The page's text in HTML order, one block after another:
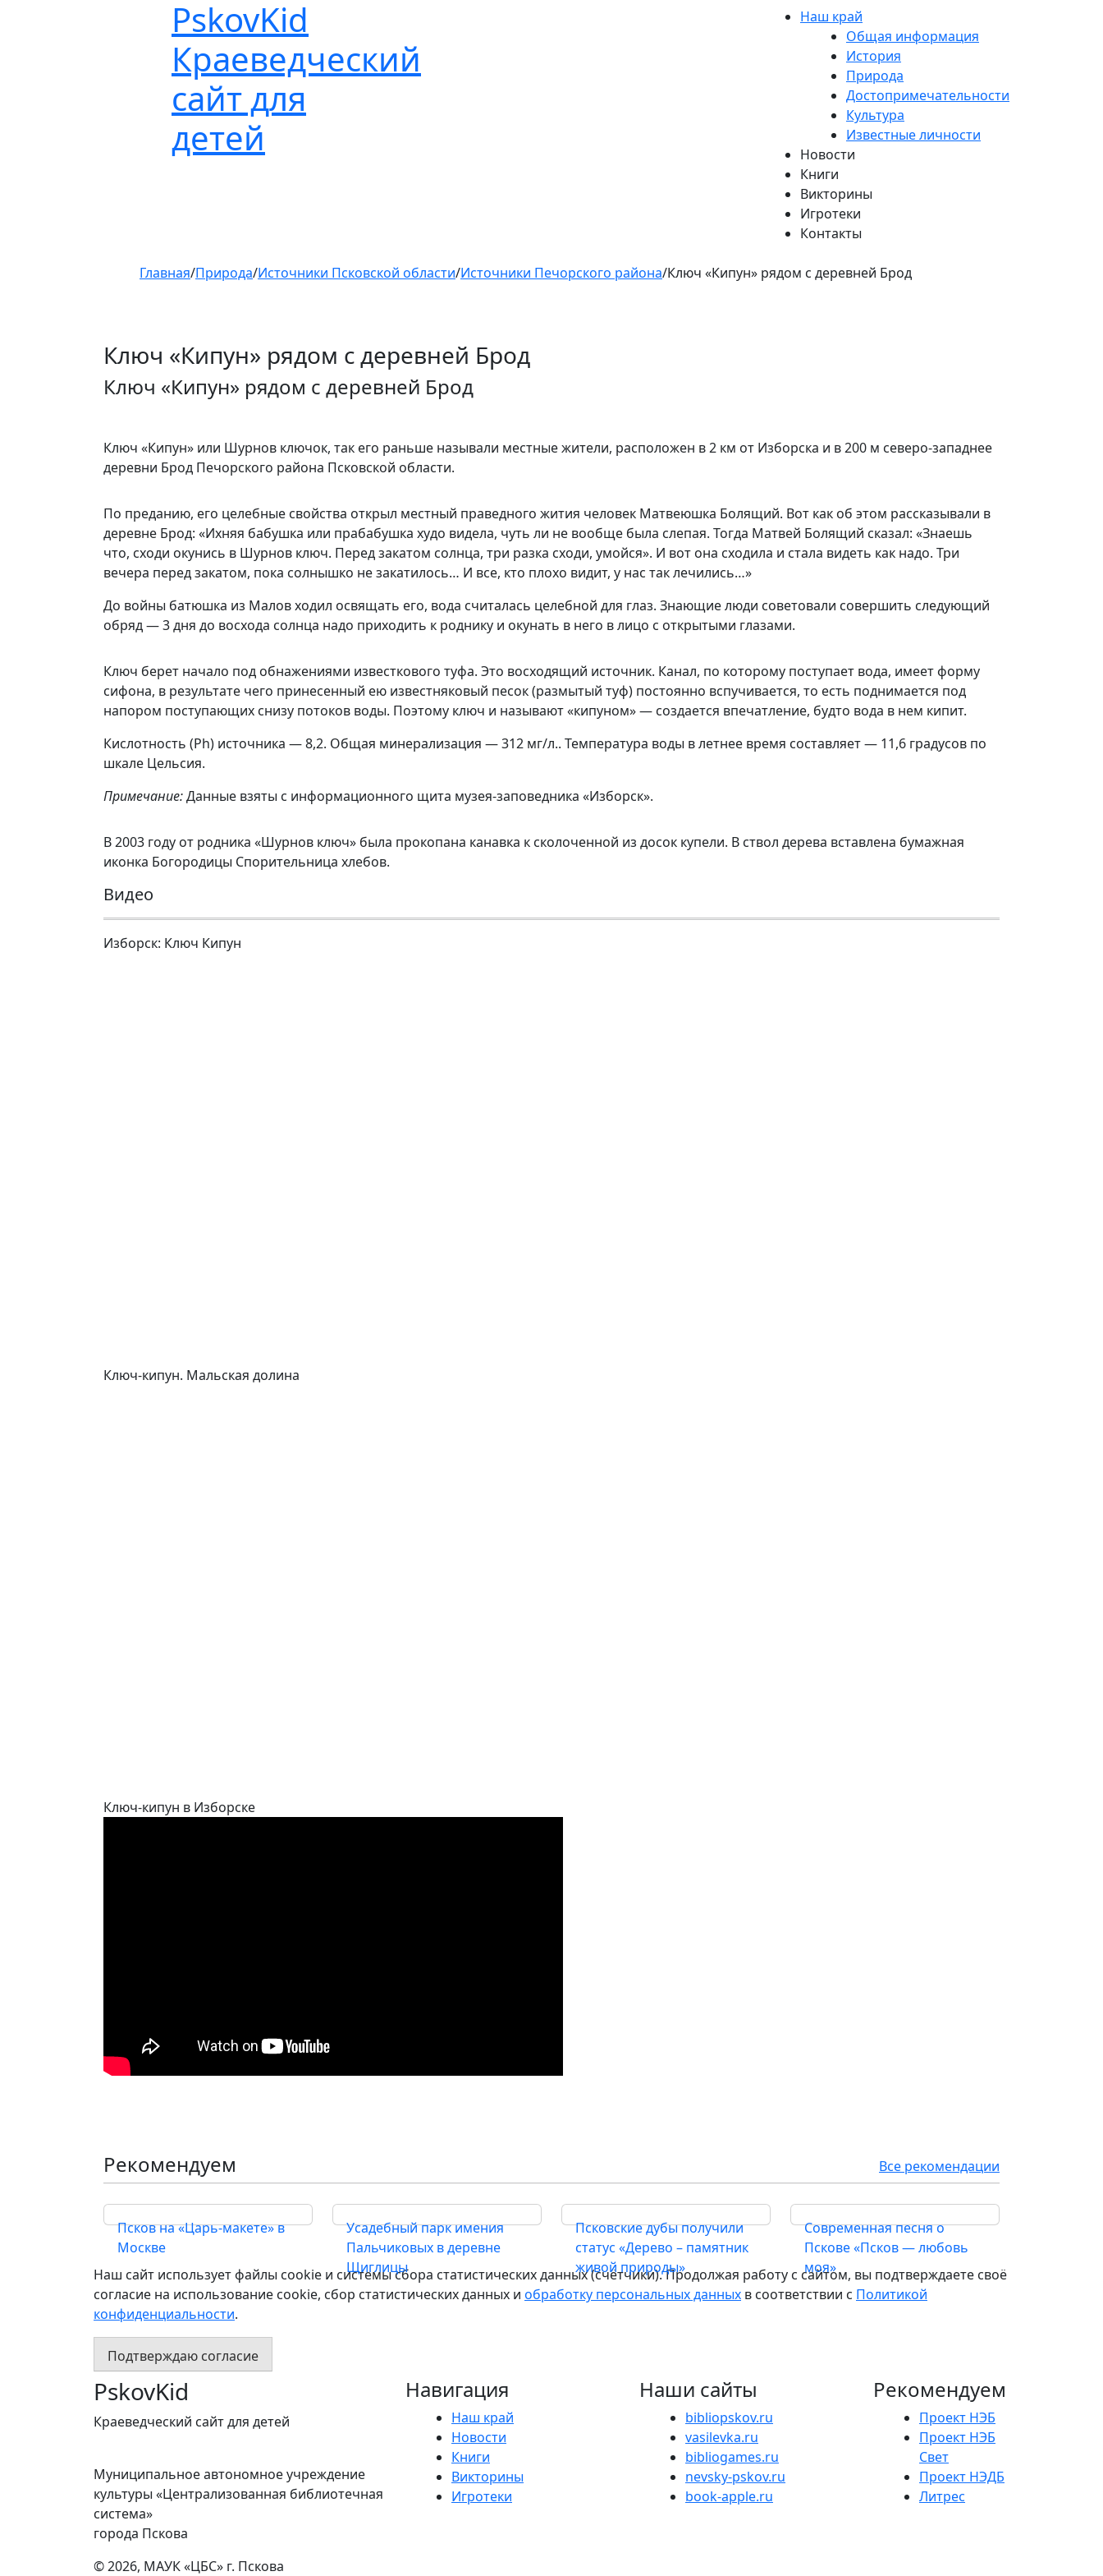
PskovKid
Краеведческий
сайт для
детей
Наш край
Общая информация
История
Природа
Достопримечательности
Культура
Известные личности
Новости
Книги
Викторины
Игротеки
Контакты
Главная/Природа/Источники Псковской области/Источники Печорского района/Ключ «Кипун» рядом с деревней Брод
Ключ «Кипун» рядом с деревней Брод
Ключ «Кипун» рядом с деревней Брод
Ключ «Кипун» или Шурнов ключок, так его раньше называли местные жители, расположен в 2 км от Изборска и в 200 м северо-западнее
деревни Брод Печорского района Псковской области.
По преданию, его целебные свойства открыл местный праведного жития человек Матвеюшка Болящий. Вот как об этом рассказывали в
деревне Брод: «Ихняя бабушка или прабабушка худо видела, чуть ли не вообще была слепая. Тогда Матвей Болящий сказал: «Знаешь
что, сходи окунись в Шурнов ключ. Перед закатом солнца, три разка сходи, умойся». И вот она сходила и стала видеть как надо. Три
вечера перед закатом, пока солнышко не закатилось… И все, кто плохо видит, у нас так лечились…»
До войны батюшка из Малов ходил освящать его, вода считалась целебной для глаз. Знающие люди советовали совершить следующий
обряд — 3 дня до восхода солнца надо приходить к роднику и окунать в него в лицо с открытыми глазами.
Ключ берет начало под обнажениями известкового туфа. Это восходящий источник. Канал, по которому поступает вода, имеет форму
сифона, в результате чего принесенный ею известняковый песок (размытый туф) постоянно вспучивается, то есть поднимается под
напором поступающих снизу потоков воды. Поэтому ключ и называют «кипуном» — создается впечатление, будто вода в нем кипит.
Кислотность (Ph) источника — 8,2. Общая минерализация — 312 мг/л.. Температура воды в летнее время составляет — 11,6 градусов по
шкале Цельсия.
Примечание:Данные взяты с информационного щита музея-заповедника «Изборск».
В 2003 году от родника «Шурнов ключ» была прокопана канавка к сколоченной из досок купели. В ствол дерева вставлена бумажная
иконка Богородицы Спорительница хлебов.
Видео
Изборск: Ключ Кипун
Ключ-кипун. Мальская долина
Ключ-кипун в Изборске
Рекомендуем Все рекомендации
Псков на «Царь-макете» в
Москве
Усадебный парк имения
Пальчиковых в деревне
Щиглицы
Псковские дубы получили
статус «Дерево – памятник
живой природы»
Современная песня о
Пскове «Псков — любовь
моя»
Наш сайт использует файлы cookie и системы сбора статистических данных (счётчики). Продолжая работу с сайтом, вы подтверждаете своё
согласие на использование cookie, сбор статистических данных и обработку персональных данных в соответствии с Политикой
конфиденциальности.
Подтверждаю согласие
PskovKid
Краеведческий сайт для детей
Муниципальное автономное учреждение
культуры «Централизованная библиотечная
система»
города Пскова
Навигация
Наш край
Новости
Книги
Викторины
Игротеки
Наши сайты
bibliopskov.ru
vasilevka.ru
bibliogames.ru
nevsky-pskov.ru
book-apple.ru
Рекомендуем
Проект НЭБ
Проект НЭБ
Свет
Проект НЭДБ
Литрес
© 2026, МАУК «ЦБС» г. Пскова